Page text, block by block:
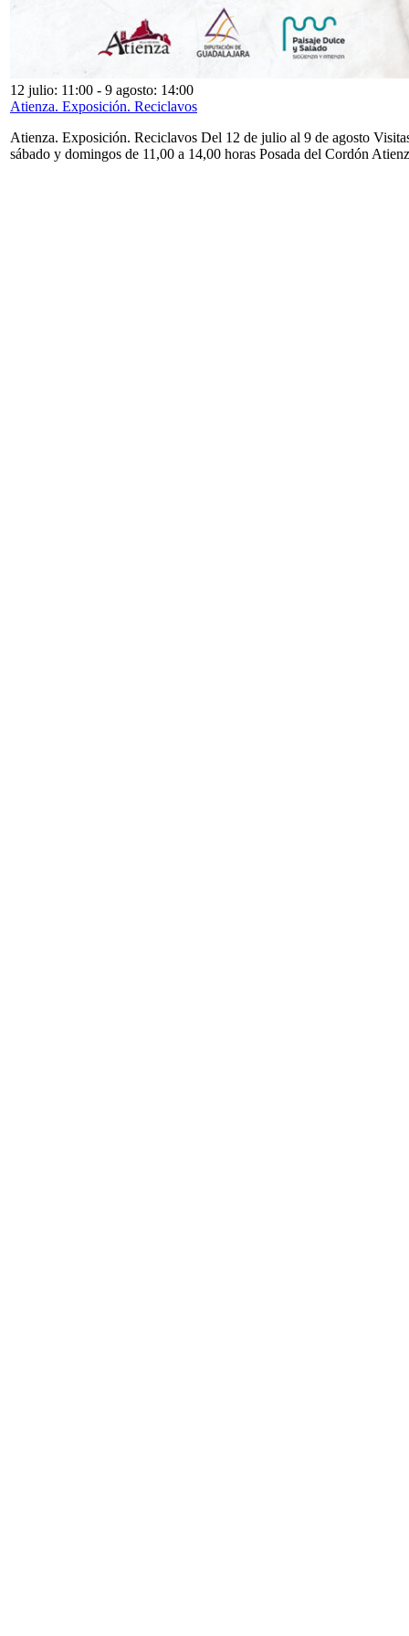
12 julio: 11:00 - 9 agosto: 14:00
Atienza. Exposición. Reciclavos
Atienza. Exposición. Reciclavos Del 12 de julio al 9 de agosto
sábado y domingos de 11,00 a 14,00 horas Posada del Cordón